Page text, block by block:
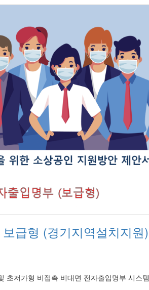
급형 (경기지역설치지원)
초저가형 비접촉 비대면 전자출입명부 시스템